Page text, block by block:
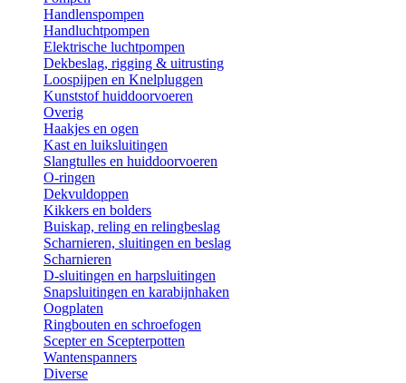
Handlenspompen
Handluchtpompen
Elektrische luchtpompen
Dekbeslag, rigging & uitrusting
Loospijpen en Knelpluggen
Kunststof huiddoorvoeren
Overig
Haakjes en ogen
Kast en luiksluitingen
Slangtulles en huiddoorvoeren
O-ringen
Dekvuldoppen
Kikkers en bolders
Buiskap, reling en relingbeslag
Scharnieren, sluitingen en beslag
Scharnieren
D-sluitingen en harpsluitingen
Snapsluitingen en karabijnhaken
Oogplaten
Ringbouten en schroefogen
Scepter en Scepterpotten
Wantenspanners
Diverse